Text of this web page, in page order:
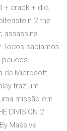
+ crack + dlc;
2 the
assassins
Todos sabíamos
poucos
da Microsoft,
traz um
missão em
DIVISION 2
Massive